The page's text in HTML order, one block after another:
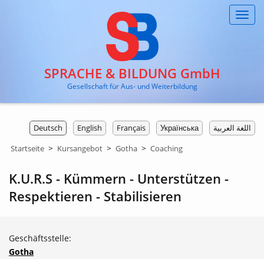
SPRACHE & BILDUNG GmbH
Gesellschaft für Aus- und Weiterbildung
اللغة العربية Українська
Français
English
Deutsch
Startseite > Kursangebot > Gotha > Coaching
K.U.R.S - Kümmern - Unterstützen -
Respektieren - Stabilisieren
Geschäftsstelle:
Gotha